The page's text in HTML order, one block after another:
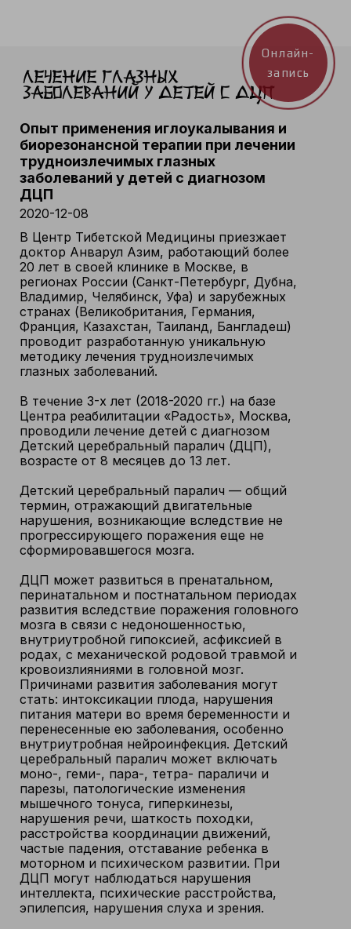
Опыт применения иглоукалывания и
биорезонансной терапии при лечении
трудноизлечимых глазных
заболеваний у детей с диагнозом
ДЦП
2020-12-08
В Центр Тибетской Медицины приезжает
доктор Анварул Азим, работающий более
20 лет в своей клинике в Москве, в
регионах России (Санкт-Петербург, Дубна,
Владимир, Челябинск, Уфа) и зарубежных
странах (Великобритания, Германия,
Франция, Казахстан, Таиланд, Бангладеш)
проводит разработанную уникальную
методику лечения трудноизлечимых
глазных заболеваний.
В течение 3-х лет (2018-2020 гг.) на базе
Центра реабилитации «Радость», Москва,
проводили лечение детей с диагнозом
Детский церебральный паралич (ДЦП),
возрасте от 8 месяцев до 13 лет.
Детский церебральный паралич — общий
термин, отражающий двигательные
нарушения, возникающие вследствие не
прогрессирующего поражения еще не
сформировавшегося мозга.
ДЦП может развиться в пренатальном,
перинатальном и постнатальном периодах
развития вследствие поражения головного
мозга в связи с недоношенностью,
внутриутробной гипоксией, асфиксией в
родах, с механической родовой травмой и
кровоизлияниями в головной мозг.
Причинами развития заболевания могут
стать: интоксикации плода, нарушения
питания матери во время беременности и
перенесенные ею заболевания, особенно
внутриутробная нейроинфекция. Детский
церебральный паралич может включать
моно-, геми-, пара-, тетра- параличи и
парезы, патологические изменения
мышечного тонуса, гиперкинезы,
нарушения речи, шаткость походки,
расстройства координации движений,
частые падения, отставание ребенка в
моторном и психическом развитии. При
ДЦП могут наблюдаться нарушения
интеллекта, психические расстройства,
эпилепсия, нарушения слуха и зрения.
Лечение глазных
заболеваний у детей с ДЦП
Онлайн-
запись